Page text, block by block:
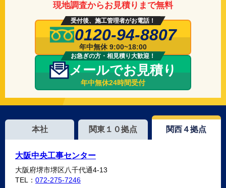
現地調査からお見積りまで無料
受付後、施工管理者がお電話！
0120-94-8807
年中無休 9:00~18:00
お急ぎの方・相見積り大歓迎！
メールでお見積り
年中無休24時間受付
本社 関東１０拠点 関西４拠点
大阪中央工事センター
大阪府堺市堺区八千代通4-13
TEL： 072-275-7246